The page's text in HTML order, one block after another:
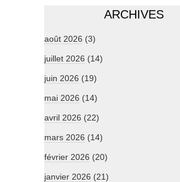
ARCHIVES
août 2026 (3)
juillet 2026 (14)
juin 2026 (19)
mai 2026 (14)
avril 2026 (22)
mars 2026 (14)
février 2026 (20)
janvier 2026 (21)